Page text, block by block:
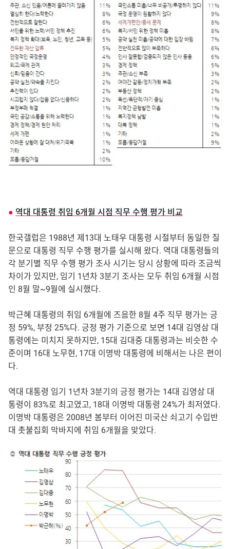
● 역대 대통령 취임 6개월 시점 직무 수행 평가 비교
한국갤럽은 1988년 제13대 노태우 대통령 시절부터 동일한 질
문으로 대통령 직무 수행 평가를 실시해 왔다. 역대 대통령들의
각 분기별 직무 수행 평가 조사 시기는 당시 상황에 따라 조금씩
차이가 있지만, 임기 1년차 3분기 조사는 모두 취임 6개월 시점
인 8월 말~9월에 실시했다.
박근혜 대통령의 취임 6개월에 즈음한 8월 4주 직무 평가는 긍
정 59%, 부정 25%다. 긍정 평가 기준으로 보면 14대 김영삼 대
통령에는 미치지 못하지만, 15대 김대중 대통령과는 비슷한 수
준이며 16대 노무현, 17대 이명박 대통령에 비해서는 나은 편이
다.
역대 대통령 임기 1년차 3분기의 긍정 평가는 14대 김영삼 대
통령이 83%로 최고였고, 18대 이명박 대통령 24%가 최저였다.
이명박 대통령은 2008년 봄부터 이어진 미국산 쇠고기 수입반
대 촛불집회 막바지에 취임 6개월을 맞았다.